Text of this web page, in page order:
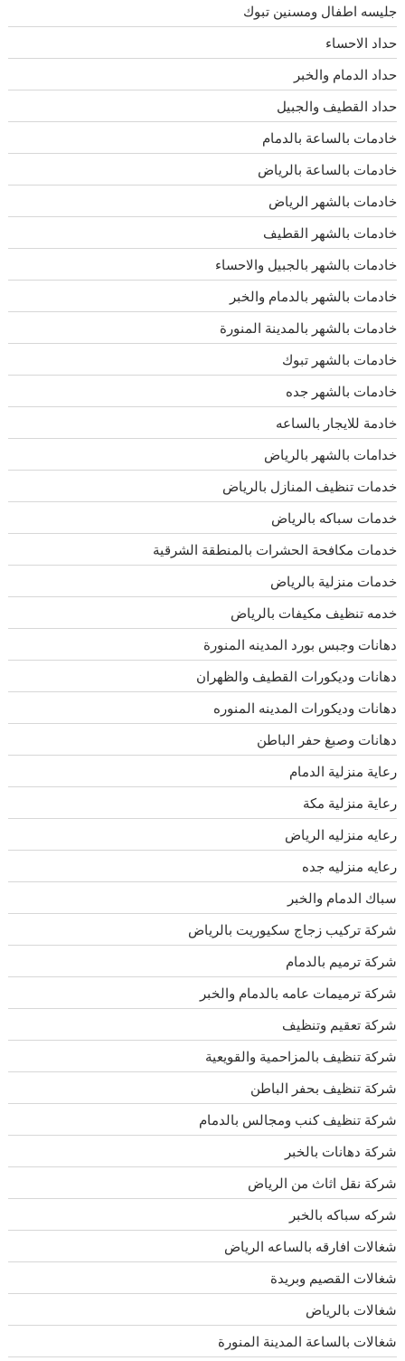
جليسه اطفال ومسنين تبوك
حداد الاحساء
حداد الدمام والخبر
حداد القطيف والجبيل
خادمات بالساعة بالدمام
خادمات بالساعة بالرياض
خادمات بالشهر الرياض
خادمات بالشهر القطيف
خادمات بالشهر بالجبيل والاحساء
خادمات بالشهر بالدمام والخبر
خادمات بالشهر بالمدينة المنورة
خادمات بالشهر تبوك
خادمات بالشهر جده
خادمة للايجار بالساعه
خدامات بالشهر بالرياض
خدمات تنظيف المنازل بالرياض
خدمات سباكه بالرياض
خدمات مكافحة الحشرات بالمنطقة الشرقية
خدمات منزلية بالرياض
خدمه تنظيف مكيفات بالرياض
دهانات وجبس بورد المدينه المنورة
دهانات وديكورات القطيف والظهران
دهانات وديكورات المدينه المنوره
دهانات وصبغ حفر الباطن
رعاية منزلية الدمام
رعاية منزلية مكة
رعايه منزليه الرياض
رعايه منزليه جده
سباك الدمام والخبر
شركة تركيب زجاج سكيوريت بالرياض
شركة ترميم بالدمام
شركة ترميمات عامه بالدمام والخبر
شركة تعقيم وتنظيف
شركة تنظيف بالمزاحمية والقويعية
شركة تنظيف بحفر الباطن
شركة تنظيف كنب ومجالس بالدمام
شركة دهانات بالخبر
شركة نقل اثاث من الرياض
شركه سباكه بالخبر
شغالات افارقه بالساعه الرياض
شغالات القصيم وبريدة
شغالات بالرياض
شغالات بالساعة المدينة المنورة